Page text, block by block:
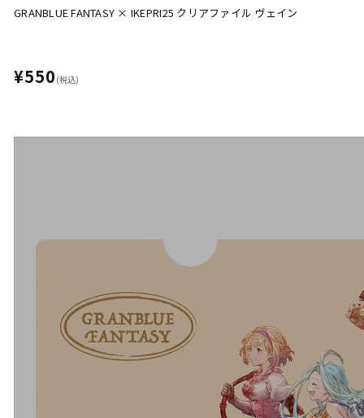
GRANBLUE FANTASY × IKEPRI25 クリアファイル ヴェイン
¥550 (税込)